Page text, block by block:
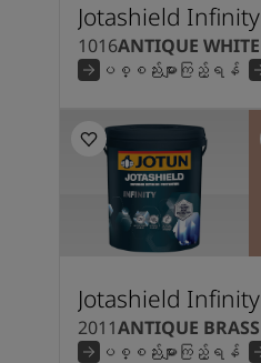
Jotashield Infinity
1016ANTIQUE WHITE
ပစ္စည်းများကြည့်ရန်
Jotashield Infinity
2011ANTIQUE BRASS
ပစ္စည်းများကြည့်ရန်